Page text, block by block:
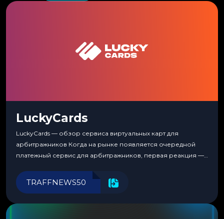
LuckyCards
LuckyCards — обзор сервиса виртуальных карт для
арбитражников Когда на рынке появляется очередной
платежный сервис для арбитражников, первая реакция —
перестаешь воспринимать всерьез любой новый продукт,
пока тот не докажет обратное делом. LuckyCards — история
TRAFFNEWS50